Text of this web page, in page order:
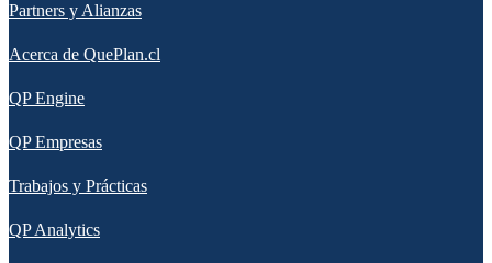
Partners y Alianzas
Acerca de QuePlan.cl
QP Engine
QP Empresas
Trabajos y Prácticas
QP Analytics